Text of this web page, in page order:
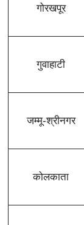
गोरखपूर
गुवाहाटी
जम्मू-श्रीनगर
कोलकाता